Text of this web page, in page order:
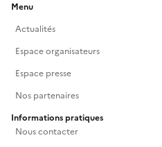
Menu
Actualités
Espace organisateurs
Espace presse
Nos partenaires
Informations pratiques
Nous contacter